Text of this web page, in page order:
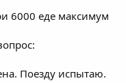
6000 еде максимум
Поезду испытаю.